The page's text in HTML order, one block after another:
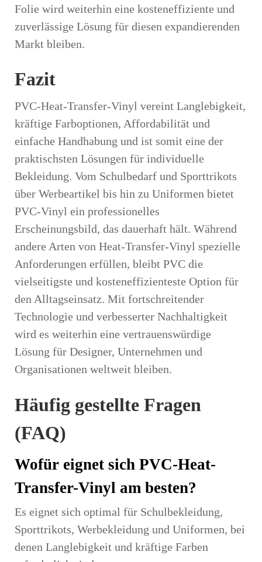
Folie wird weiterhin eine kosteneffiziente und
zuverlässige Lösung für diesen expandierenden
Markt bleiben.
Fazit
PVC-Heat-Transfer-Vinyl vereint Langlebigkeit,
kräftige Farboptionen, Affordabilität und
einfache Handhabung und ist somit eine der
praktischsten Lösungen für individuelle
Bekleidung. Vom Schulbedarf und Sporttrikots
über Werbeartikel bis hin zu Uniformen bietet
PVC-Vinyl ein professionelles
Erscheinungsbild, das dauerhaft hält. Während
andere Arten von Heat-Transfer-Vinyl spezielle
Anforderungen erfüllen, bleibt PVC die
vielseitigste und kosteneffizienteste Option für
den Alltagseinsatz. Mit fortschreitender
Technologie und verbesserter Nachhaltigkeit
wird es weiterhin eine vertrauenswürdige
Lösung für Designer, Unternehmen und
Organisationen weltweit bleiben.
Häufig gestellte Fragen
(FAQ)
Wofür eignet sich PVC-Heat-
Transfer-Vinyl am besten?
Es eignet sich optimal für Schulbekleidung,
Sporttrikots, Werbekleidung und Uniformen, bei
denen Langlebigkeit und kräftige Farben